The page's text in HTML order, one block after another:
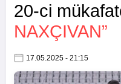
20-ci
NAXÇIVAN”
17.05.2025 - 21:15